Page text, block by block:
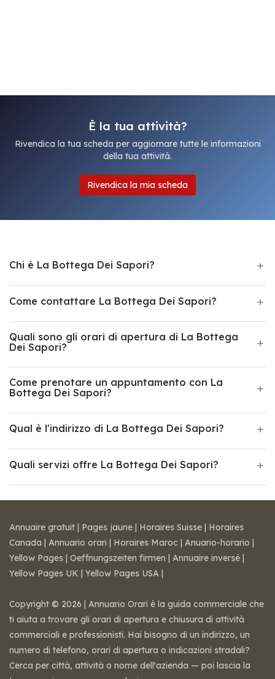
È la tua attività?
Rivendica la tua scheda per aggiornare tutte le informazioni
della tua attività.
Rivendica la mia scheda
Chi è La Bottega Dei Sapori?
Come contattare La Bottega Dei Sapori?
Quali sono gli orari di apertura di La Bottega
Dei Sapori?
Come prenotare un appuntamento con La
Bottega Dei Sapori?
Qual è l'indirizzo di La Bottega Dei Sapori?
Quali servizi offre La Bottega Dei Sapori?
Annuaire gratuit | Pages jaune | Horaires Suisse | Horaires
Canada | Annuario orari | Horaires Maroc | Anuario-horario |
Yellow Pages | Oeffnungszeiten firmen | Annuaire inversé |
Yellow Pages UK | Yellow Pages USA |
Copyright © 2026 | Annuario Orari è la guida commerciale che
ti aiuta a trovare gli orari di apertura e chiusura di attività
commerciali e professionisti. Hai bisogno di un indirizzo, un
numero di telefono, orari di apertura o indicazioni stradali?
Cerca per città, attività o nome dell'azienda — poi lascia la